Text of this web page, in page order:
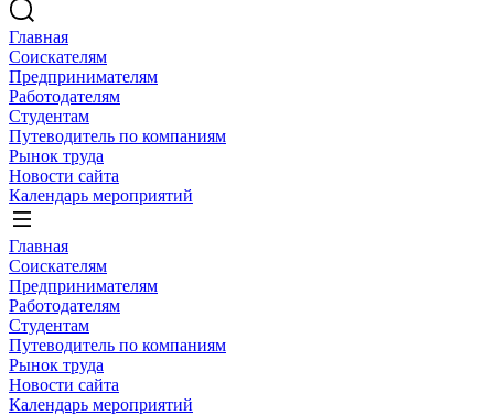
Главная
Соискателям
Предпринимателям
Работодателям
Студентам
Путеводитель по компаниям
Рынок труда
Новости сайта
Календарь мероприятий
Главная
Соискателям
Предпринимателям
Работодателям
Студентам
Путеводитель по компаниям
Рынок труда
Новости сайта
Календарь мероприятий